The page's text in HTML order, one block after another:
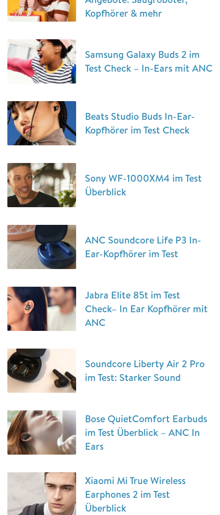
Kopfhörer & mehr
Samsung Galaxy Buds 2 im
Test Check – In-Ears mit ANC
Beats Studio Buds In-Ear-
Kopfhörer im Test Check
Sony WF-1000XM4 im Test
Überblick
ANC Soundcore Life P3 In-
Ear-Kopfhörer im Test
Jabra Elite 85t im Test
Check– In Ear Kopfhörer mit
ANC
Soundcore Liberty Air 2 Pro
im Test: Starker Sound
Bose QuietComfort Earbuds
im Test Überblick – ANC In
Ears
Xiaomi Mi True Wireless
Earphones 2 im Test
Überblick